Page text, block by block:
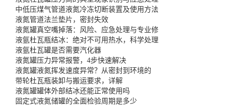
中低压煤气管道液氮冷冻切断装置及使用方法
液氮管道法兰垫片，密封失效
液氮罐真空嘴掉落：风险、应急处理与专业修
液氩杜瓦瓶结冰：绝对不可用热水，科学处理
液氩杜瓦罐是否需要汽化器
液氮罐压力异常报警，4步快速解决
液氮罐液氮挥发速度异常？从密封到环境的
带轮杜瓦瓶装卸与搬运要求，详解
液氮罐罐体外部结冰还能正常使用吗
固定式液氮储罐的全面检验周期是多少